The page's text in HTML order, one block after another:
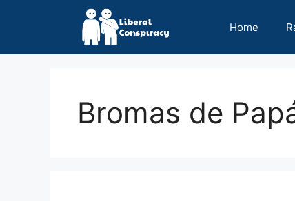
Home
Bromas de